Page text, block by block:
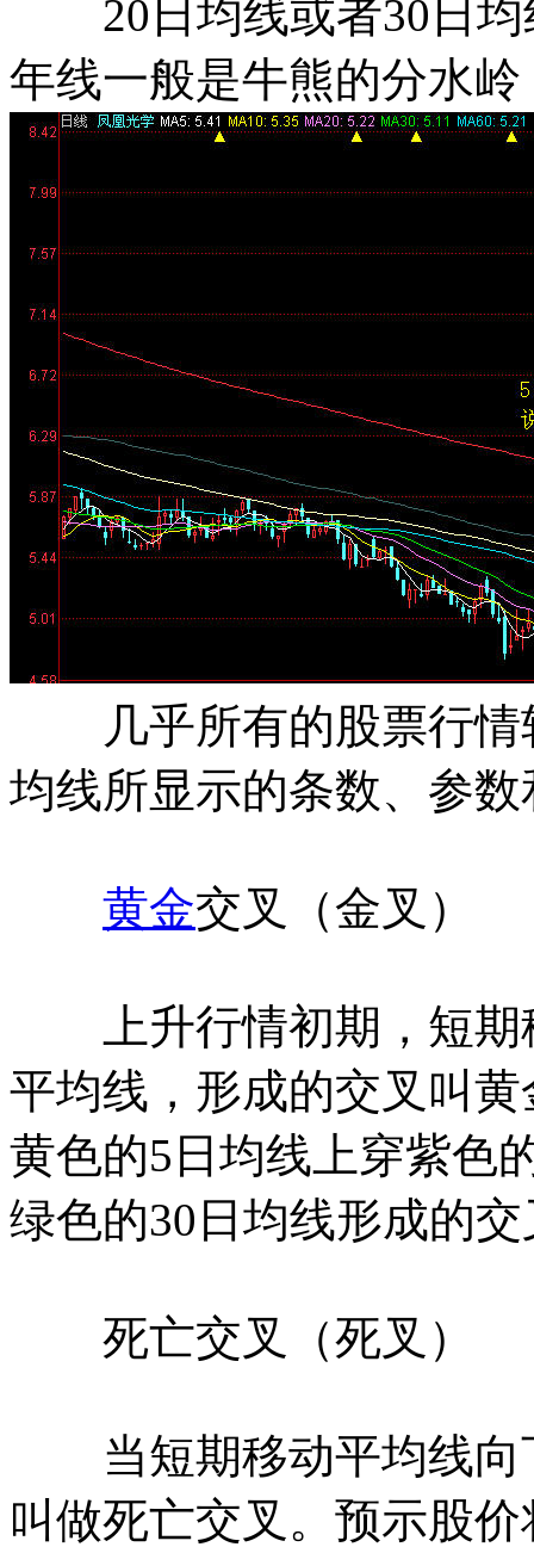
20日均线或者30日均
年线一般是牛熊的分水
几乎所有的股票行情
均线所显示的条数、参
黄金交叉（金叉）
上升行情初期，短期
平均线，形成的交叉叫
黄色的5日均线上穿紫色
绿色的30日均线形成的
死亡交叉（死叉）
当短期移动平均线向
叫做死亡交叉。预示股